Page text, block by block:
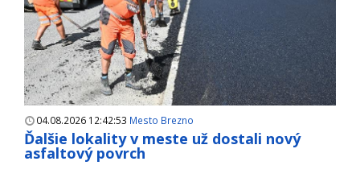
04.08.2026 12:42:53 Mesto Brezno
Ďalšie lokality v meste už dostali nový
asfaltový povrch